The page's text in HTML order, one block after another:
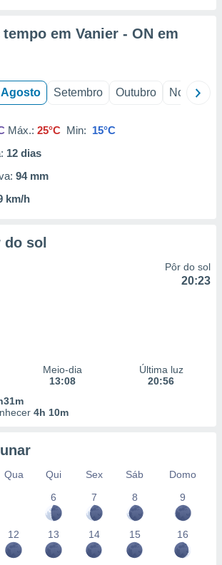
em Vanier - ON em
Agosto Setembro Outubro Novembro
Máx.: 25°C Min: 15°C
12 dias
94 mm
km/h
do sol
Pôr do sol
20:23
Meio-dia
13:08
Última luz
20:56
4h 10m
Qua Qui Sex Sáb
Domo
6
7 8 9
12 13 14 15 16